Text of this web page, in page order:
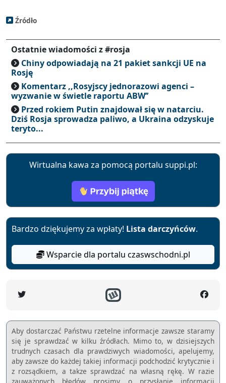
Źródło
Ostatnie wiadomości z #rosja
Chiny odpowiadają na 21 pakiet sankcji UE na
Rosję
Komentarz ,,Rosyjscy jednorazowi agenci –
wyzwanie w świetle raportu ABW’’
Przed rokiem Putin znajdował się w natarciu.
Dziś Rosja sprowadza paliwo, a Ukraina odzyskuje
teryto...
Wirtualna kawa za pomocą portalu suppi.pl:
Bardzo dziękujemy za wpłaty! Lista darczyńców.
Wsparcie dla portalu czaswschodni.pl
Aby dostarczać Państwu rzetelne informacje zawsze staramy
się je sprawdzać w kilku źródłach. Mimo to, w dzisiejszych
trudnych czasach dla prawdziwych wiadomości, apelujemy,
aby zawsze do każdej takiej informacji podchodzić krytycznie i
z rozsądkiem, a takze sprawdzać na własną rękę. W razie